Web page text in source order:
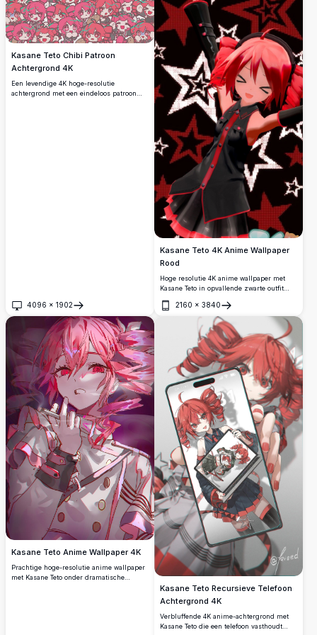
Kasane Teto Chibi Patroon
Achtergrond 4K
Een levendige 4K hoge-resolutie
achtergrond met een eindeloos patroon
4096 × 1902
Openen
Kasane Teto 4K Anime Wallpaper
Rood
Hoge resolutie 4K anime wallpaper met
Kasane Teto in opvallende zwarte outfit
met rode accenten. Dynamische
sterpatroon achtergrond creëert levendige
visuele impact. Perfect voor fans die op
zoek zijn naar premium kwaliteit anime
karakter artwork met gedurfde rode en
zwarte kleurenschema.
2160 × 3840
Openen
Kasane Teto Anime Wallpaper 4K
Prachtige hoge-resolutie anime wallpaper
met Kasane Teto onder dramatische
Kasane Teto Recursieve Telefoon
Achtergrond 4K
Verbluffende 4K anime-achtergrond met
Kasane Teto die een telefoon vasthoudt